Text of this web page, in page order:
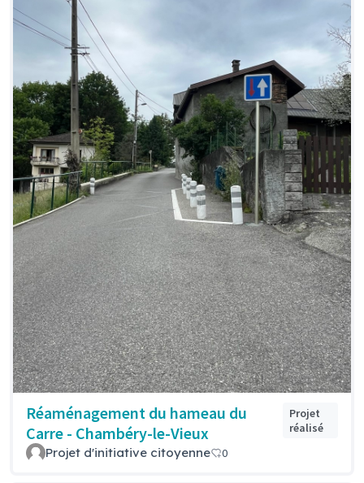
Réaménagement du hameau du
Carre - Chambéry-le-Vieux
Projet
réalisé
Projet d'initiative citoyenne 0